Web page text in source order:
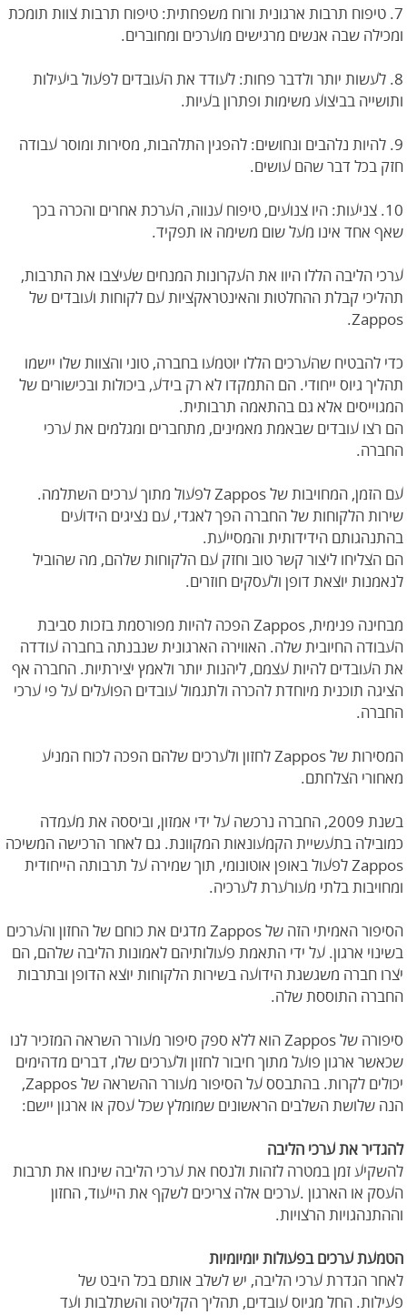
7. טיפוח תרבות ארגונית ורוח משפחתית: טיפוח תרבות צוות תומכת
ומכילה שבה אנשים מרגישים מוערכים ומחוברים.
8. לעשות יותר ולדבר פחות: לעודד את העובדים לפעול ביעילות
ותושייה בביצוע משימות ופתרון בעיות.
9. להיות נלהבים ונחושים: להפגין התלהבות, מסירות ומוסר עבודה
חזק בכל דבר שהם עושים.
10. צניעות: היו צנועים, טיפוח ענווה, הערכת אחרים והכרה בכך
שאף אחד אינו מעל שום משימה או תפקיד.
ערכי הליבה הללו היוו את העקרונות המנחים שעיצבו את התרבות,
תהליכי קבלת ההחלטות והאינטראקציות עם לקוחות ועובדים של
Zappos.
כדי להבטיח שהערכים הללו יוטמעו בחברה, טוני והצוות שלו יישמו
תהליך גיוס ייחודי. הם התמקדו לא רק בידע, ביכולות ובכישורים של
המגוייסים אלא גם בהתאמה תרבותית.
הם רצו עובדים שבאמת מאמינים, מתחברים ומגלמים את ערכי
החברה.
עם הזמן, המחויבות של Zappos לפעול מתוך ערכים השתלמה.
שירות הלקוחות של החברה הפך לאגדי, עם נציגים הידועים
בהתנהגותם הידידותית והמסייעת.
הם הצליחו ליצור קשר טוב וחזק עם הלקוחות שלהם, מה שהוביל
לנאמנות יוצאת דופן ולעסקים חוזרים.
מבחינה פנימית, Zappos הפכה להיות מפורסמת בזכות סביבת
העבודה החיובית שלה. האווירה הארגונית שנבנתה בחברה עודדה
את העובדים להיות עצמם, ליהנות יותר ולאמץ יצירתיות. החברה אף
הציגה תוכנית מיוחדת להכרה ולתגמול עובדים הפועלים על פי ערכי
החברה.
המסירות של Zappos לחזון ולערכים שלהם הפכה לכוח המניע
מאחורי הצלחתם.
בשנת 2009, החברה נרכשה על ידי אמזון, וביססה את מעמדה
כמובילה בתעשיית הקמעונאות המקוונת. גם לאחר הרכישה המשיכה
Zappos לפעול באופן אוטונומי, תוך שמירה על תרבותה הייחודית
ומחויבות בלתי מעורערת לערכיה.
הסיפור האמיתי הזה של Zappos מדגים את כוחם של החזון והערכים
בשינוי ארגון. על ידי התאמת פעולותיהם לאמונות הליבה שלהם, הם
יצרו חברה משגשגת הידועה בשירות הלקוחות יוצא הדופן ובתרבות
החברה התוססת שלה.
סיפורה של Zappos הוא ללא ספק סיפור מעורר השראה המזכיר לנו
שכאשר ארגון פועל מתוך חיבור לחזון ולערכים שלו, דברים מדהימים
יכולים לקרות. בהתבסס על הסיפור מעורר ההשראה של Zappos,
הנה שלושת השלבים הראשונים שמומלץ שכל עסק או ארגון יישם:
להגדיר את ערכי הליבה
להשקיע זמן במטרה לזהות ולנסח את ערכי הליבה שינחו את תרבות
העסק או הארגון .ערכים אלה צריכים לשקף את הייעוד, החזון
וההתנהגויות הרצויות.
הטמעת ערכים בפעולות יומיומיות
לאחר הגדרת ערכי הליבה, יש לשלב אותם בכל היבט של
פעילות. החל מגיוס עובדים, תהליך הקליטה והשתלבות ועד